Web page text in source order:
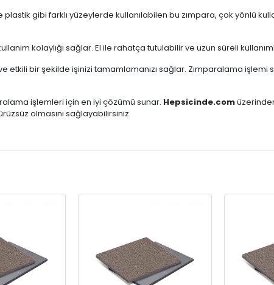
gibi farklı yüzeylerde kullanılabilen bu zımpara, çok yönlü
kolaylığı sağlar. El ile rahatça tutulabilir ve uzun süreli
ve etkili bir şekilde işinizi tamamlamanızı sağlar. Zımparalama
işlemleri için en iyi çözümü sunar. Hepsicinde.com
olmasını sağlayabilirsiniz.